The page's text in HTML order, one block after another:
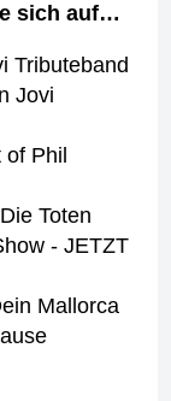
sich auf…
Tributeband
Jovi
Phil
Toten
- JETZT
Mallorca